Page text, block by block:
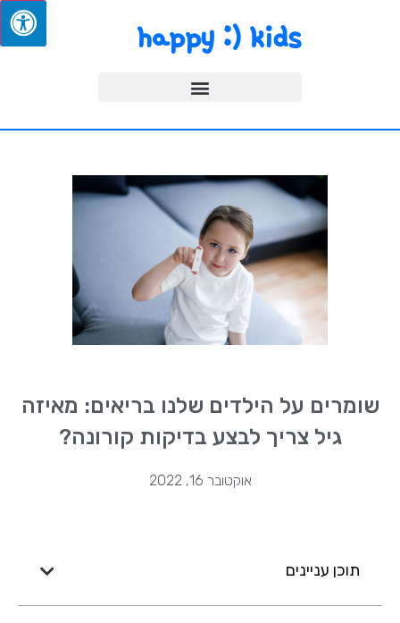
happy :) kids
שומרים על הילדים שלנו בריאים: מאיזה
גיל צריך לבצע בדיקות קורונה?
אוקטובר 16, 2022
תוכן עניינים